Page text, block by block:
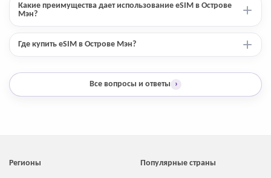
Какие преимущества дает использование eSIM в Острове
Мэн?
Где купить eSIM в Острове Мэн?
Все вопросы и ответы ›
Регионы Популярные страны